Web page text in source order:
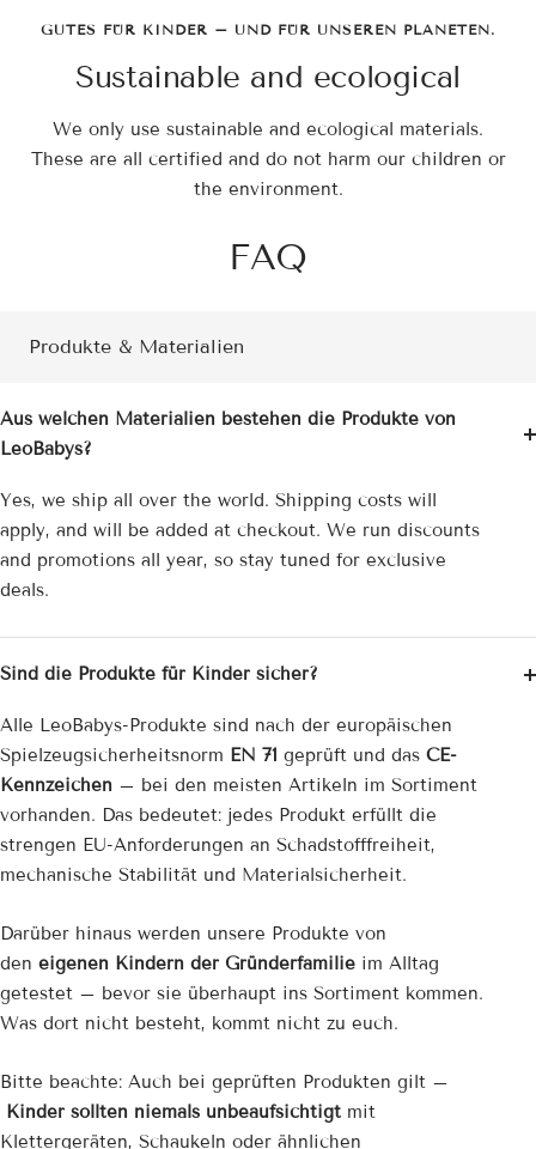
GUTES FÜR KINDER – UND FÜR UNSEREN PLANETEN.
Sustainable and ecological
We only use sustainable and ecological materials.
These are all certified and do not harm our children or
the environment.
FAQ
Produkte & Materialien
Aus welchen Materialien bestehen die Produkte von
LeoBabys?
Yes, we ship all over the world. Shipping costs will
apply, and will be added at checkout. We run discounts
and promotions all year, so stay tuned for exclusive
deals.
Sind die Produkte für Kinder sicher?
Alle LeoBabys-Produkte sind nach der europäischen
Spielzeug­sicherheitsnorm EN 71 geprüft und das CE-
Kennzeichen – bei den meisten Artikeln im Sortiment
vorhanden. Das bedeutet: jedes Produkt erfüllt die
strengen EU-Anforderungen an Schadstofffreiheit,
mechanische Stabilität und Materialsicherheit.
Darüber hinaus werden unsere Produkte von
den eigenen Kindern der Gründerfamilie im Alltag
getestet – bevor sie überhaupt ins Sortiment kommen.
Was dort nicht besteht, kommt nicht zu euch.
Bitte beachte: Auch bei geprüften Produkten gilt –
Kinder sollten niemals unbeaufsichtigt mit
Klettergeräten, Schaukeln oder ähnlichen